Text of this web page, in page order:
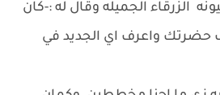
الزرقاء الجميله وقال له :-كان
حضرتك واعرف اي الجديد في